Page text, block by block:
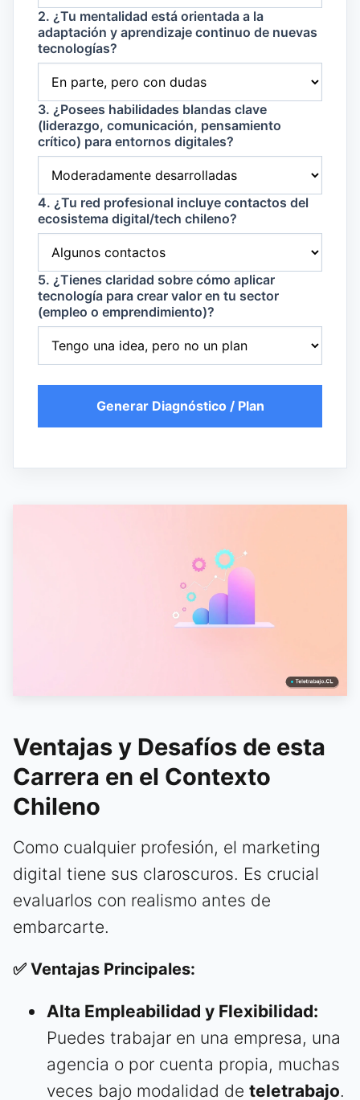
2. ¿Tu mentalidad está orientada a la
adaptación y aprendizaje continuo de nuevas
tecnologías?
3. ¿Posees habilidades blandas clave
(liderazgo, comunicación, pensamiento
crítico) para entornos digitales?
4. ¿Tu red profesional incluye contactos del
ecosistema digital/tech chileno?
5. ¿Tienes claridad sobre cómo aplicar
tecnología para crear valor en tu sector
(empleo o emprendimiento)?
Generar Diagnóstico / Plan
Ventajas y Desafíos de esta
Carrera en el Contexto
Chileno
Como cualquier profesión, el marketing
digital tiene sus claroscuros. Es crucial
evaluarlos con realismo antes de
embarcarte.
✅ Ventajas Principales:
Alta Empleabilidad y Flexibilidad:
Puedes trabajar en una empresa, una
agencia o por cuenta propia, muchas
veces bajo modalidad de teletrabajo.